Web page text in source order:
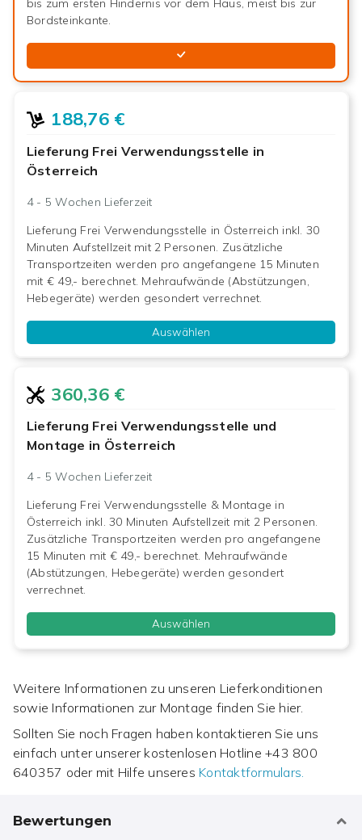
bis zum ersten Hindernis vor dem Haus, meist bis zur
Bordsteinkante.
188,76 €
Lieferung Frei Verwendungsstelle in
Österreich
4 - 5 Wochen Lieferzeit
Lieferung Frei Verwendungsstelle in Österreich inkl. 30
Minuten Aufstellzeit mit 2 Personen. Zusätzliche
Transportzeiten werden pro angefangene 15 Minuten
mit € 49,- berechnet. Mehraufwände (Abstützungen,
Hebegeräte) werden gesondert verrechnet.
Auswählen
360,36 €
Lieferung Frei Verwendungsstelle und
Montage in Österreich
4 - 5 Wochen Lieferzeit
Lieferung Frei Verwendungsstelle & Montage in
Österreich inkl. 30 Minuten Aufstellzeit mit 2 Personen.
Zusätzliche Transportzeiten werden pro angefangene
15 Minuten mit € 49,- berechnet. Mehraufwände
(Abstützungen, Hebegeräte) werden gesondert
verrechnet.
Auswählen
Weitere Informationen zu unseren Lieferkonditionen
sowie Informationen zur Montage finden Sie hier.
Sollten Sie noch Fragen haben kontaktieren Sie uns
einfach unter unserer kostenlosen Hotline+43 800
640357 oder mit Hilfe unseres Kontaktformulars.
Bewertungen